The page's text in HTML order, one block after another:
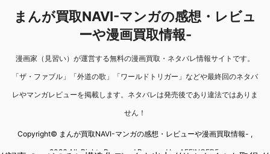
まんが買取NAVI-マンガの感想・レビュ
ーや漫画買取情報-
漫画家（見習い）が運営する無料の漫画買取・ネタバレ情報サイトです。
「ザ・ファブル」「外道の歌」「ワールドトリガー」などや最終回のネタバ
レやマンガレビューを掲載します。ネタバレは発売後であり違法ではありま
せん！
Copyright© まんが買取NAVI-マンガの感想・レビューや漫画買取情報- ,
2026 All Rights Reserved Powered by AFFINGER5